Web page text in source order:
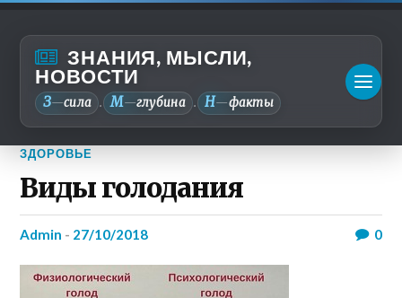
ЗНАНИЯ, МЫСЛИ,
НОВОСТИ
З—сила . М—глубина . Н—факты
ЗДОРОВЬЕ
Виды голодания
admin - 27/10/2018 0